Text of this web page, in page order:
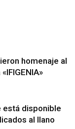
homenaje al
está disponible
al llano